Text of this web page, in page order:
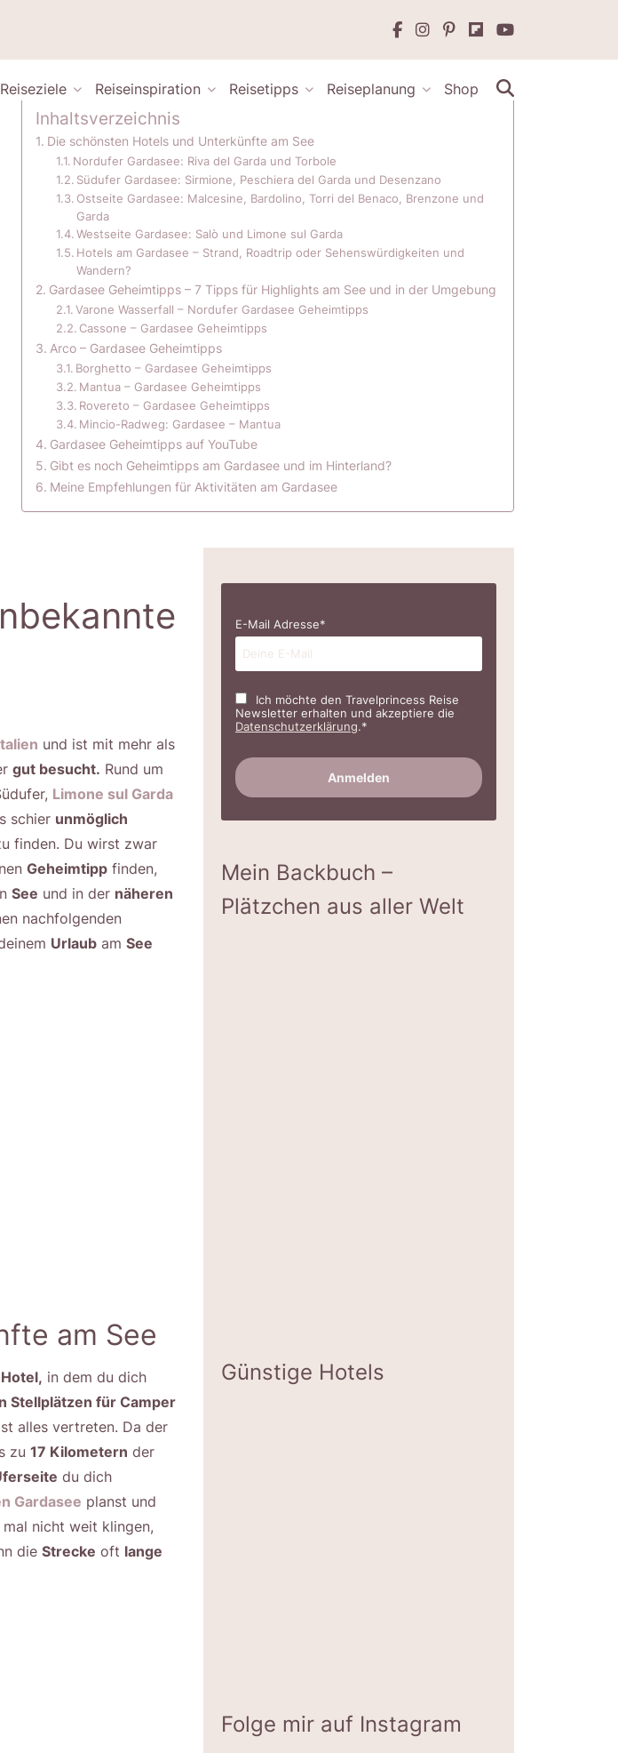
Reiseziele Reiseinspiration Reisetipps Reiseplanung Shop
Inhaltsverzeichnis
Die schönsten Hotels und Unterkünfte am See
Nordufer Gardasee: Riva del Garda und Torbole
Südufer Gardasee: Sirmione, Peschiera del Garda und Desenzano
Ostseite Gardasee: Malcesine, Bardolino, Torri del Benaco, Brenzone und
Garda
Westseite Gardasee: Salò und Limone sul Garda
Hotels am Gardasee – Strand, Roadtrip oder Sehenswürdigkeiten und
Wandern?
Gardasee Geheimtipps – 7 Tipps für Highlights am See und in der Umgebung
Varone Wasserfall – Nordufer Gardasee Geheimtipps
Cassone – Gardasee Geheimtipps
Arco – Gardasee Geheimtipps
Borghetto – Gardasee Geheimtipps
Mantua – Gardasee Geheimtipps
Rovereto – Gardasee Geheimtipps
Mincio-Radweg: Gardasee – Mantua
Gardasee Geheimtipps auf YouTube
Gibt es noch Geheimtipps am Gardasee und im Hinterland?
Meine Empfehlungen für Aktivitäten am Gardasee
und ist mit mehr als
gut besucht. Rund um
Limone sul Garda
schier unmöglich
finden. Du wirst zwar
Geheimtipp finden,
See und in der näheren
nachfolgenden
Urlaub am See
am See
in dem du dich
Stellplätzen für Camper
alles vertreten. Da der
zu 17 Kilometern der
du dich
Gardasee planst und
nicht weit klingen,
die Strecke oft lange
E-Mail Adresse*
Ich möchte den Travelprincess Reise
Newsletter erhalten und akzeptiere die
Datenschutzerklärung.*
Mein Backbuch –
Plätzchen aus aller Welt
Günstige Hotels
Folge mir auf Instagram